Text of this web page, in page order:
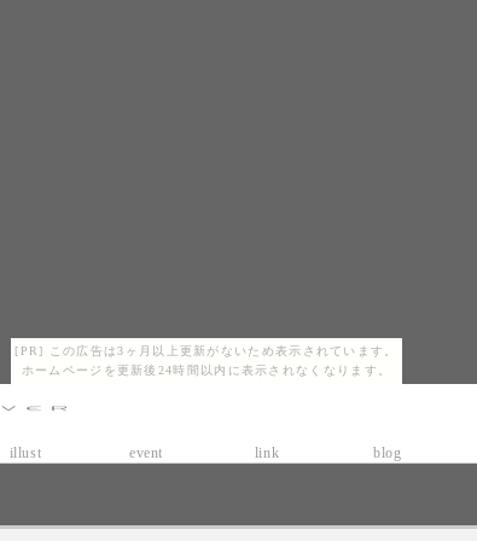
[PR] この広告は3ヶ月以上更新がないため表示されています。
ホームページを更新後24時間以内に表示されなくなります。
illust event link blog